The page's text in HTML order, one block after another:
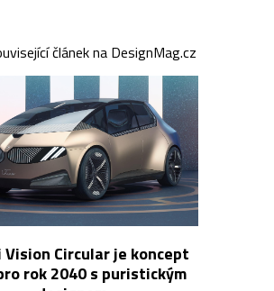
článek na DesignMag.cz
Vision Circular je koncept
rok 2040 s puristickým